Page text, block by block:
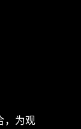
，为观